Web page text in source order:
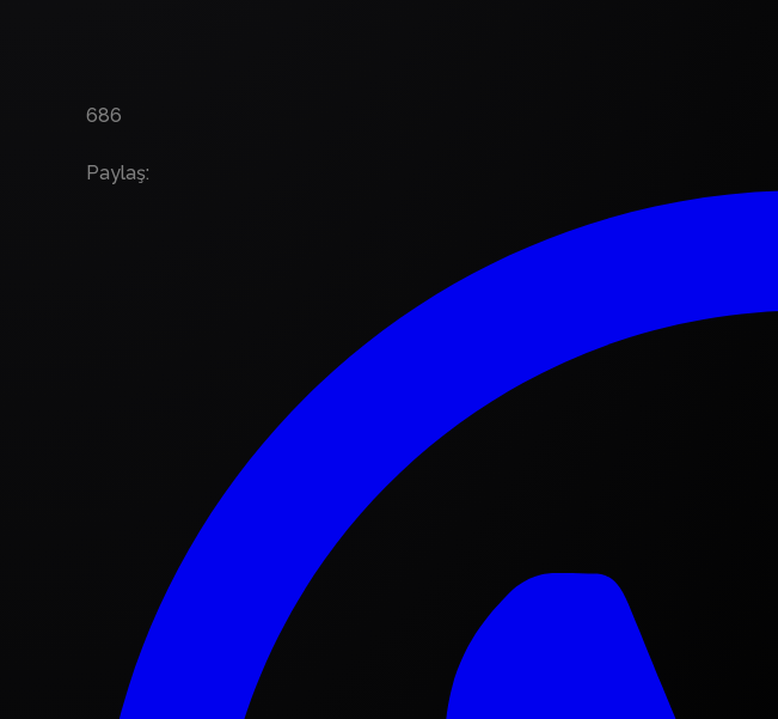
686
Paylaş: